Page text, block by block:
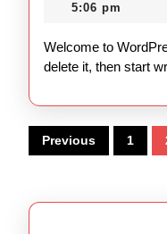
5:06 pm
Welcome to
delete it, then start
Posts
pagination
Previous 1